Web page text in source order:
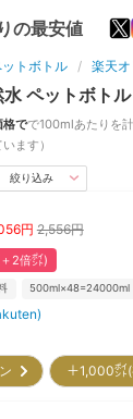
の最安値
トボトル 楽天
水ペットボトル
格でで100mlあたりを計
ます）
絞り込み
円 2,556円
2倍㌽)
500ml×48=24000ml
＋1,000